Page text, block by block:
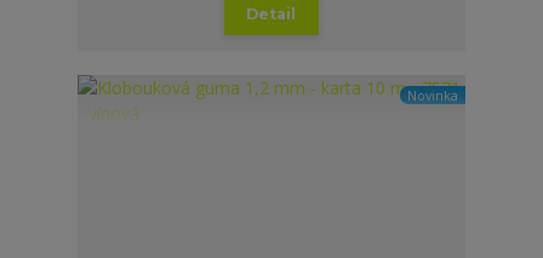
Detail
Novinka